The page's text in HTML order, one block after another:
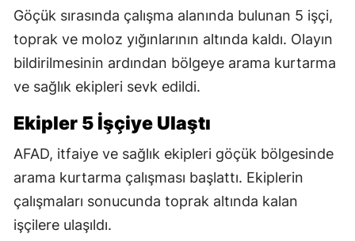
Göçük sırasında çalışma alanında bulunan 5 işçi,
toprak ve moloz yığınlarının altında kaldı. Olayın
bildirilmesinin ardından bölgeye arama kurtarma
ve sağlık ekipleri sevk edildi.
Ekipler 5 İşçiye Ulaştı
AFAD, itfaiye ve sağlık ekipleri göçük bölgesinde
arama kurtarma çalışması başlattı. Ekiplerin
çalışmaları sonucunda toprak altında kalan
işçilere ulaşıldı.